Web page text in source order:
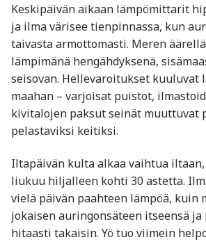
Keskipäivän aikaan lämpömittarit
ja ilma värisee tienpinnassa, kun
taivasta armottomasti. Meren
lämpimänä hengähdyksenä,
seisovan. Hellevaroitukset kuuluvat
maahan – varjoisat puistot,
kivitalojen paksut seinät muuttuvat
pelastaviksi keitiksi.
Iltapäivän kulta alkaa vaihtua
liukuu hiljalleen kohti 30 astetta.
vielä päivän paahteen lämpöä, kuin
jokaisen auringonsäteen itseensä ja
hitaasti takaisin. Yö tuo viimein